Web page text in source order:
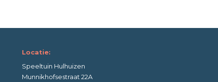
Locatie:
Speeltuin Hulhuizen
Munnikhofsestraat 22A